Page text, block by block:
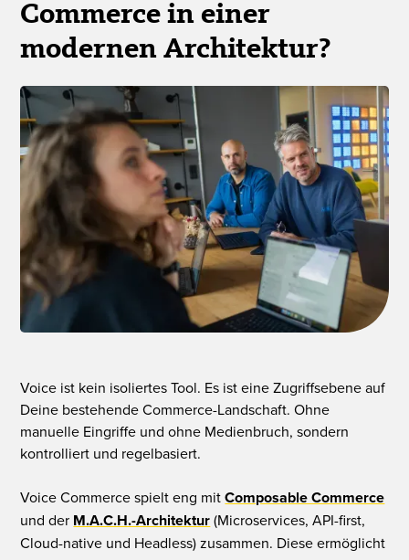
Commerce in einer
modernen Architektur?
Voice ist kein isoliertes Tool. Es ist eine Zugriffsebene auf
Deine bestehende Commerce-Landschaft. Ohne
manuelle Eingriffe und ohne Medienbruch, sondern
kontrolliert und regelbasiert.
Voice Commerce spielt eng mitComposable Commerce
und der M.A.C.H.-Architektur(Microservices, API-first,
Cloud-native und Headless) zusammen. Diese ermöglicht